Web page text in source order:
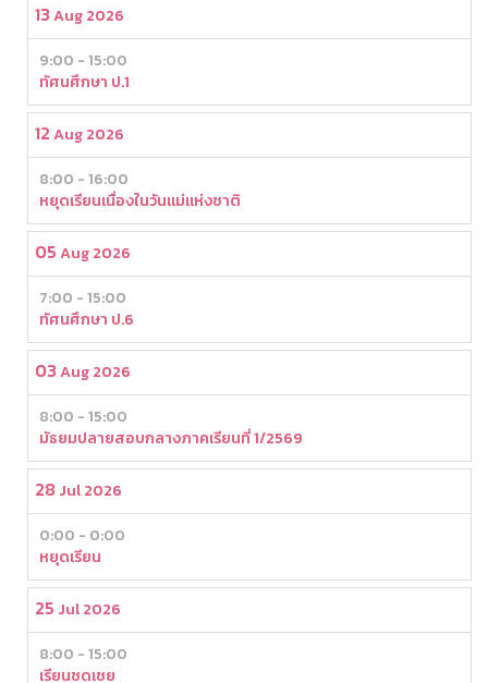
13Aug 2026
9:00 - 15:00
ทัศนศึกษา ป.1
12Aug 2026
8:00 - 16:00
หยุดเรียนเนื่องในวันแม่แห่งชาติ
05Aug 2026
7:00 - 15:00
ทัศนศึกษา ป.6
03Aug 2026
8:00 - 15:00
มัธยมปลายสอบกลางภาคเรียนที่ 1/2569
28 Jul 2026
0:00 - 0:00
หยุดเรียน
25 Jul 2026
8:00 - 15:00
เรียนชดเชย